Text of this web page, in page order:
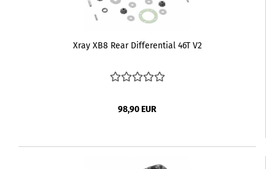
Xray XB8 Rear Differential 46T V2
98,90 EUR